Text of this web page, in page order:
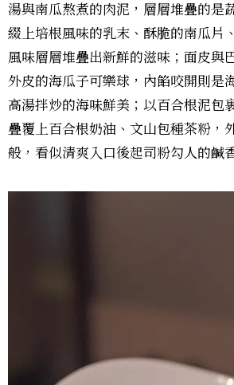
湯與南瓜熬煮的肉泥，層層堆疊的是
綴上培根風味的乳末、酥脆的南瓜片
風味層層堆疊出新鮮的滋味；面皮與
外皮的海瓜子可樂球，內餡咬開則是
高湯拌炒的海味鮮美；以百合根泥包
疊覆上百合根奶油、文山包種茶粉，
般，看似清爽入口後起司粉勾人的鹹